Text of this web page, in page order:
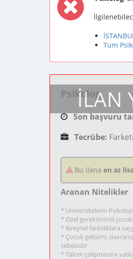
Tüm
İLAN
Psikolog
Son başvuru
Tecrübe:
Bu ilana en az
Aranan Nitelikler
* Üniversitelerin
* Özel gereksinimli
* Bireysel farklılıklara
* Çocuk gelişimi,
sebebidir
* Takım çalışmasına